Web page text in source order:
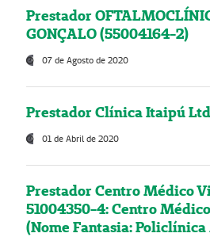
Prestador
GONÇALO (55004164-2)
07 de Agosto de 2020
Prestador Clínica Itaipú
01 de Abril de 2020
Prestador Centro Médico
51004350-4: Centro
(Nome Fantasia: